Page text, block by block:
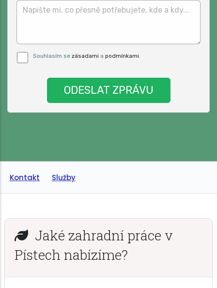
Zprávy:
Pro odeslání musite odsouhlasit naše
podmínky.
Souhlasím se zásadami a podmínkami.
Kontakt Služby
Jaké zahradní práce v
Pístech nabízíme?